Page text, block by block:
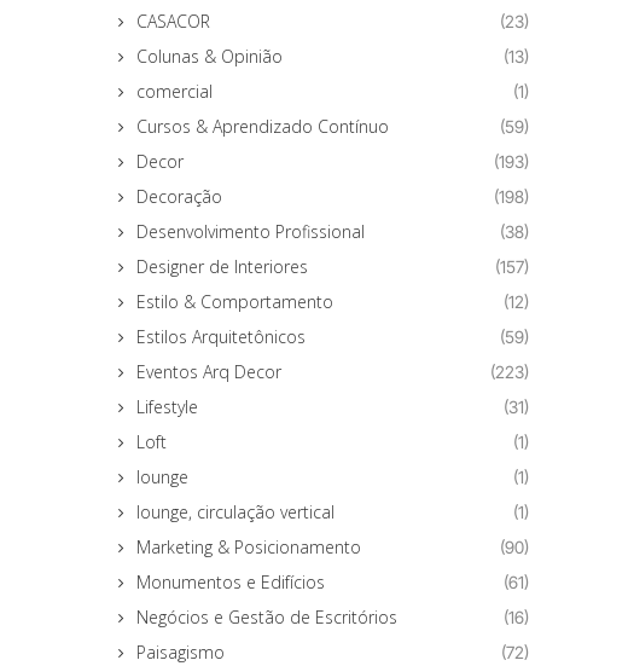
CASACOR (23)
Colunas & Opinião (13)
comercial (1)
Cursos & Aprendizado Contínuo (59)
Decor (193)
Decoração (198)
Desenvolvimento Profissional (38)
Designer de Interiores (157)
Estilo & Comportamento (12)
Estilos Arquitetônicos (59)
Eventos Arq Decor (223)
Lifestyle (31)
Loft (1)
lounge (1)
lounge, circulação vertical (1)
Marketing & Posicionamento (90)
Monumentos e Edifícios (61)
Negócios e Gestão de Escritórios (16)
Paisagismo (72)